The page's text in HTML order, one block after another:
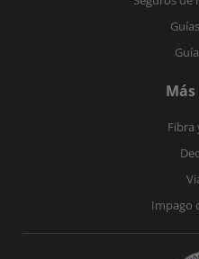
Fibra
Impago